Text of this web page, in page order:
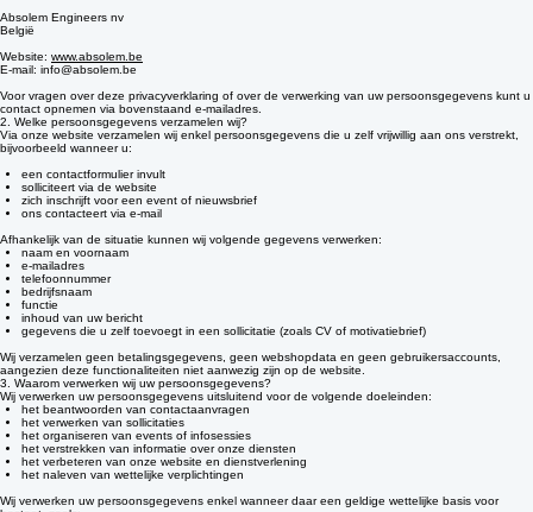
Absolem Engineers nv
Website:www.absolem.be
Voor vragen over deze privacyverklaring of over de verwerking van uw persoonsgegevens kunt u
contact opnemen via bovenstaand e-mailadres.
2. Welke persoonsgegevens verzamelen wij?
Via onze website verzamelen wij enkel persoonsgegevens die u zelf vrijwillig aan ons verstrekt,
een contactformulier invult
solliciteert via de website
zich inschrijft voor een event of nieuwsbrief
Afhankelijk van de situatie kunnen wij volgende gegevens verwerken:
naam en voornaam
e-mailadres
telefoonnummer
bedrijfsnaam
functie
inhoud van uw bericht
Wij verzamelen geen betalingsgegevens, geen webshopdata en geen gebruikersaccounts,
aangezien deze functionaliteiten niet aanwezig zijn op de website.
3. Waarom verwerken wij uw persoonsgegevens?
Wij verwerken uw persoonsgegevens uitsluitend voor de volgende doeleinden:
het beantwoorden van contactaanvragen
het verwerken van sollicitaties
het organiseren van events of infosessies
het verstrekken van informatie over onze diensten
het verbeteren van onze website en dienstverlening